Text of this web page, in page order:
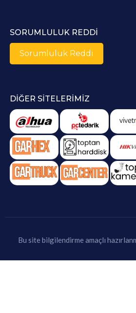
SORUMLULUK REDDI
Sorumluluk Reddi
DIĞER SITELERIMIZ
Bu site bilgilendirme amaçlı